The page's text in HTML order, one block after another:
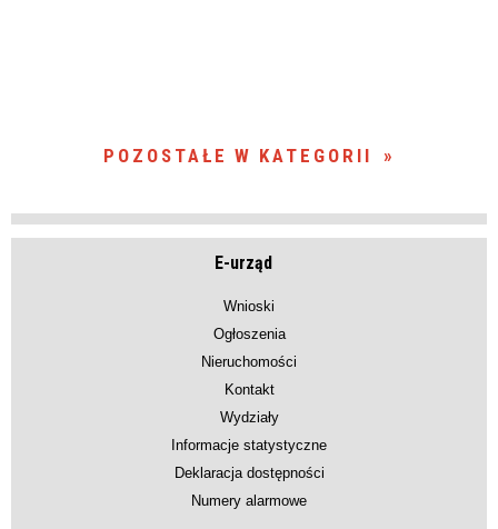
POZOSTAŁE W KATEGORII
E-urząd
Wnioski
Ogłoszenia
Nieruchomości
Kontakt
Wydziały
Informacje statystyczne
Deklaracja dostępności
Numery alarmowe